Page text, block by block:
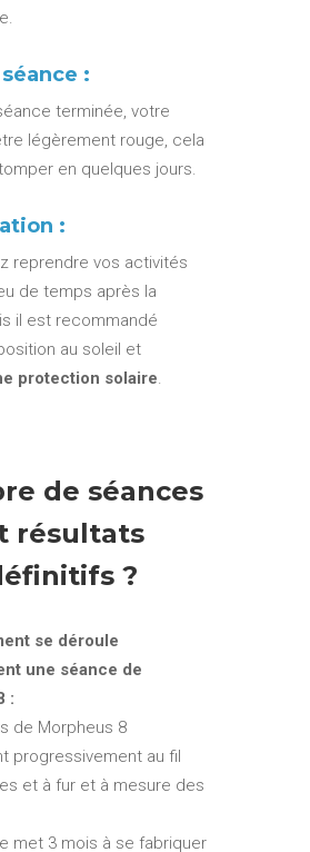
:
terminée, votre
légèrement rouge, cela
en quelques jours.
:
reprendre vos activités
de temps après la
il est recommandé
au soleil et
protection solaire.
de séances
résultats
?
se déroule
une séance de
:
de Morpheus 8
progressivement au fil
et à fur et à mesure des
met 3 mois à se fabriquer